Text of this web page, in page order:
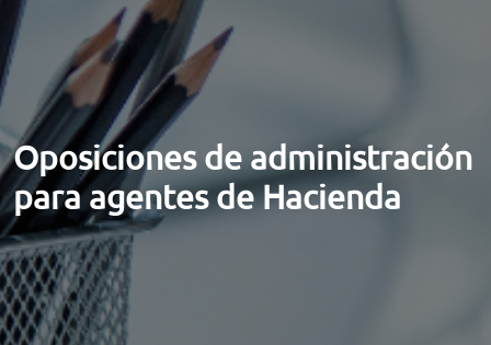
Oposiciones de administración
para agentes de Hacienda